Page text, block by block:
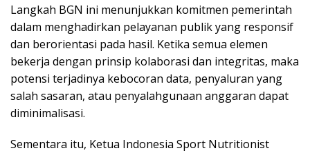
Langkah BGN ini menunjukkan komitmen pemerintah
dalam menghadirkan pelayanan publik yang responsif
dan berorientasi pada hasil. Ketika semua elemen
bekerja dengan prinsip kolaborasi dan integritas, maka
potensi terjadinya kebocoran data, penyaluran yang
salah sasaran, atau penyalahgunaan anggaran dapat
diminimalisasi.
Sementara itu, Ketua Indonesia Sport Nutritionist